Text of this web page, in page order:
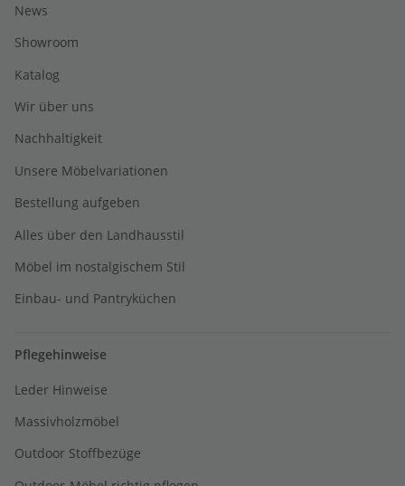
News
Showroom
Katalog
Wir über uns
Nachhaltigkeit
Unsere Möbelvariationen
Bestellung aufgeben
Alles über den Landhausstil
Möbel im nostalgischem Stil
Einbau- und Pantryküchen
Pflegehinweise
Leder Hinweise
Massivholzmöbel
Outdoor Stoffbezüge